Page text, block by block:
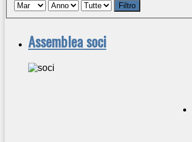
Filtro
Assemblea soci